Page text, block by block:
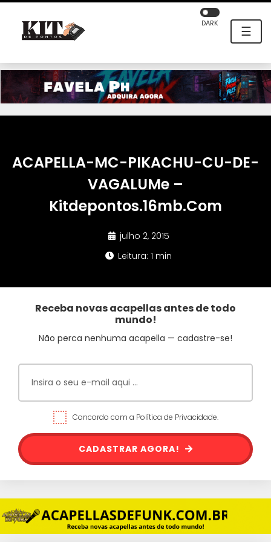
☰
DARK
ACAPELLA-MC-PIKACHU-CU-DE-
VAGALUMe –
Kitdepontos.16mb.Com
julho 2, 2015
Leitura: 1 min
Receba novas acapellas antes de todo
mundo!
Não perca nenhuma acapella — cadastre-se!
Concordo com a Política de Privacidade.
CADASTRAR AGORA!